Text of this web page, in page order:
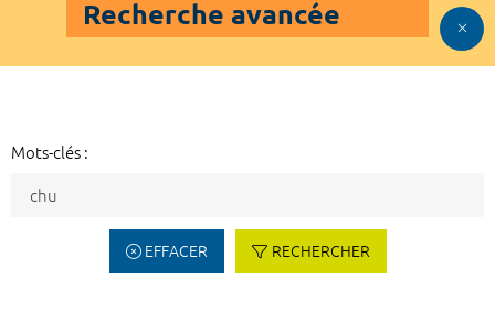
Recherche avancée
Mots-clés :
EFFACER RECHERCHER